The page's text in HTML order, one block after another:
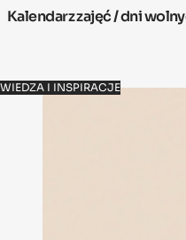
Kalendarz zajęć / dni
WIEDZA I INSPIRACJE